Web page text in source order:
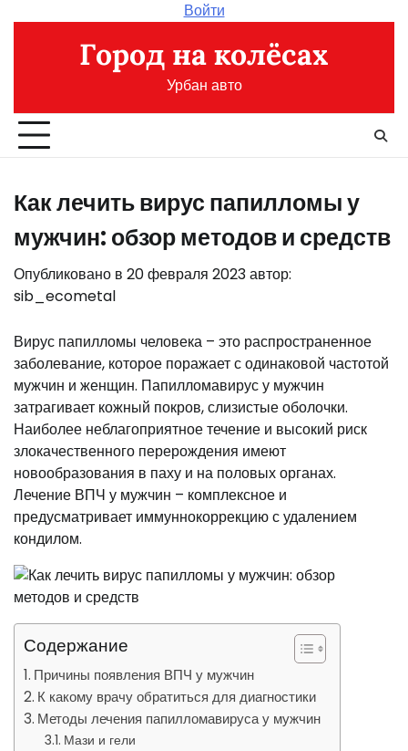
содержимому
Войти
Город на колёсах
Урбан авто
Как лечить вирус папилломы у
мужчин: обзор методов и средств
Опубликовано в 20 февраля 2023автор:
sib_ecometal
Вирус папилломы человека – это распространенное
заболевание, которое поражает с одинаковой частотой
мужчин и женщин. Папилломавирус у мужчин
затрагивает кожный покров, слизистые оболочки.
Наиболее неблагоприятное течение и высокий риск
злокачественного перерождения имеют
новообразования в паху и на половых органах.
Лечение ВПЧ у мужчин – комплексное и
предусматривает иммуннокоррекцию с удалением
кондилом.
Содержание
Причины появления ВПЧ у мужчин
К какому врачу обратиться для диагностики
Методы лечения папилломавируса у мужчин
Мази и гели